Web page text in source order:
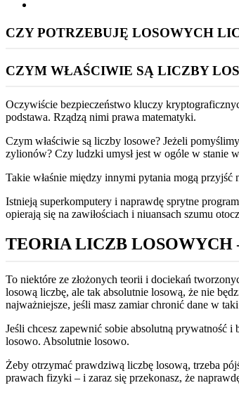
CZY POTRZEBUJĘ LOSOWYCH
CZYM WŁAŚCIWIE SĄ LICZBY
Oczywiście bezpieczeństwo kluczy
podstawa. Rządzą nimi prawa matematyki.
Czym właściwie są liczby losowe? Jeżeli
zylionów? Czy ludzki umysł jest w ogóle w stanie
Takie właśnie między innymi pytania mogą
Istnieją superkomputery i naprawdę sprytne
opierają się na zawiłościach i niuansach szumu
TEORIA LICZB
To niektóre ze złożonych teorii i dociekań
losową liczbę, ale tak absolutnie losową, że nie
najważniejsze, jeśli masz zamiar chronić dane w
Jeśli chcesz zapewnić sobie absolutną prywatność
losowo. Absolutnie losowo.
Żeby otrzymać prawdziwą liczbę losową, trzeba
prawach fizyki – i zaraz się przekonasz, że